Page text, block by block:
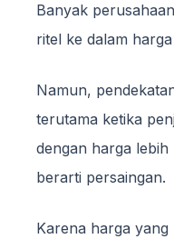
Banyak
ritel ke dalam
Namun,
terutama ketika
dengan harga lebih
berarti persaingan.
Karena harga